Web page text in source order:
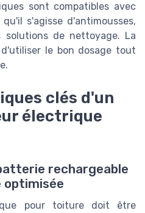
sont compatibles avec
qu'il s'agisse d'antimousses,
de nettoyage. La
le bon dosage tout
clés d'un
électrique
rechargeable
optimisée
pour toiture doit être